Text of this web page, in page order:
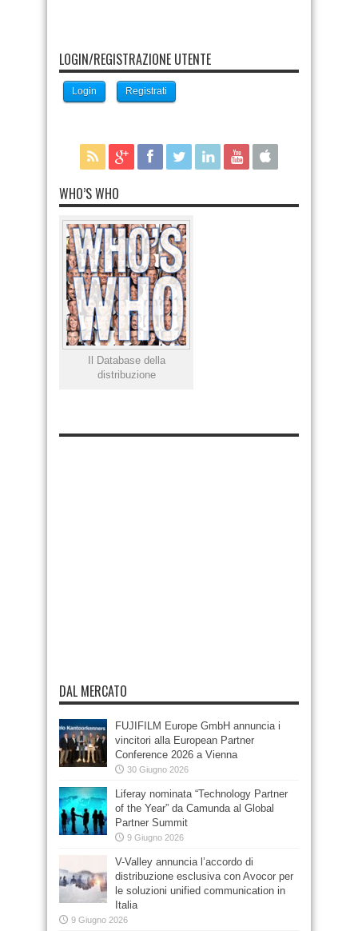
LOGIN/REGISTRAZIONE UTENTE
Login Registrati
WHO’S WHO
Il Database della
distribuzione
DAL MERCATO
FUJIFILM Europe GmbH annuncia i
vincitori alla European Partner
Conference 2026 a Vienna
30 Giugno 2026
Liferay nominata “Technology Partner
of the Year” da Camunda al Global
Partner Summit
9 Giugno 2026
V-Valley annuncia l’accordo di
distribuzione esclusiva con Avocor per
le soluzioni unified communication in
Italia
9 Giugno 2026